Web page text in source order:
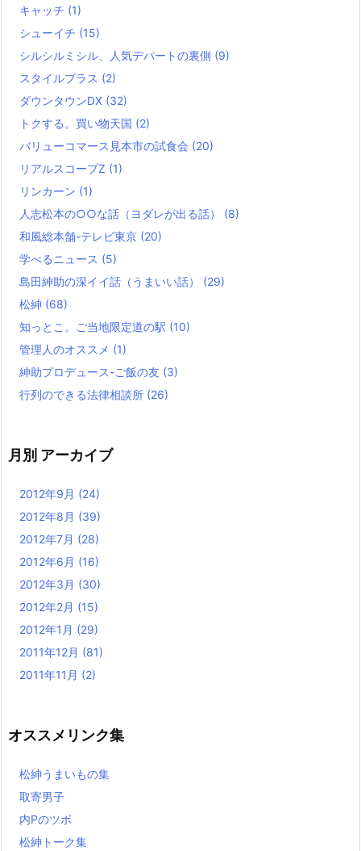
キャッチ (1)
シューイチ (15)
シルシルミシル、人気デパートの裏側 (9)
スタイルプラス (2)
ダウンタウンDX (32)
トクする。買い物天国 (2)
バリューコマース見本市の試食会 (20)
リアルスコープZ (1)
リンカーン (1)
人志松本の○○な話（ヨダレが出る話） (8)
和風総本舗-テレビ東京 (20)
学べるニュース (5)
島田紳助の深イイ話（うまいい話） (29)
松紳 (68)
知っとこ。ご当地限定道の駅 (10)
管理人のオススメ (1)
紳助プロデュース-ご飯の友 (3)
行列のできる法律相談所 (26)
月別 アーカイブ
2012年9月 (24)
2012年8月 (39)
2012年7月 (28)
2012年6月 (16)
2012年3月 (30)
2012年2月 (15)
2012年1月 (29)
2011年12月 (81)
2011年11月 (2)
オススメリンク集
松紳うまいもの集
取寄男子
内Pのツボ
松紳トーク集